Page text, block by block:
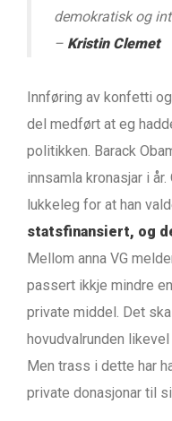
demokratisk og
– Kristin Clemet
Innføring av konfetti
del medført at eg
politikken. Barack
innsamla kronasjar i
lukkeleg for at han
statsfinansiert, og
Mellom anna VG
passert ikkje mindre
private middel. Det
hovudvalrunden
Men trass i dette har
private donasjonar til